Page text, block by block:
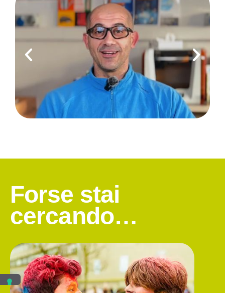
Forse stai
cercando…